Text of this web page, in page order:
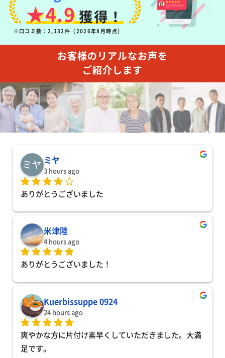
★4.9獲得！
※口コミ数：2,132件（2026年8月時点）
お客様のリアルなお声を
ご紹介します
ミヤ
3 hours ago
ありがとうございました
米津陸
4 hours ago
ありがとうございました！
Kuerbissuppe 0924
24 hours ago
爽やかな方に片付け素早くしていただきました。大満
足です。